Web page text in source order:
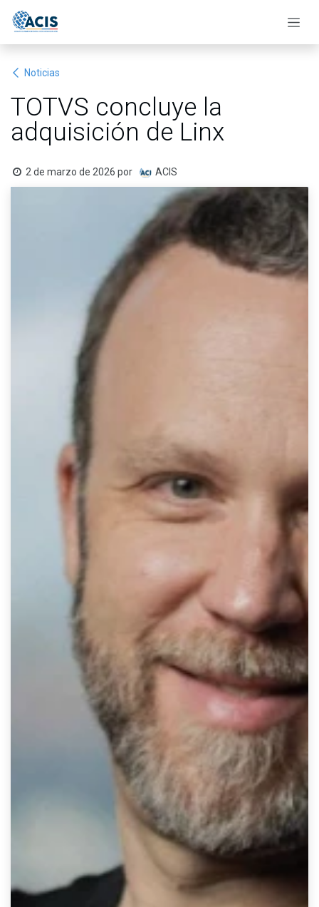
Noticias
TOTVS concluye la
adquisición de Linx
2 de marzo de 2026 por ACIS